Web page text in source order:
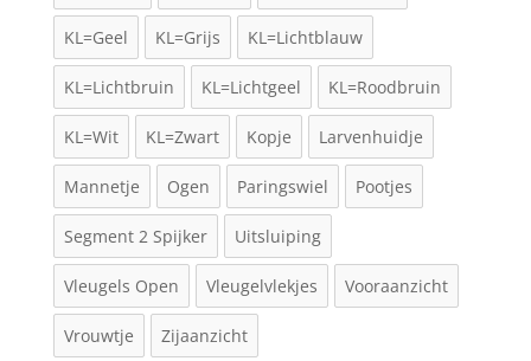
KL=Geel KL=Grijs KL=Lichtblauw
KL=Lichtbruin KL=Lichtgeel KL=Roodbruin
KL=Wit KL=Zwart Kopje Larvenhuidje
Mannetje Ogen Paringswiel Pootjes
Segment 2 Spijker Uitsluiping
Vleugels Open Vleugelvlekjes Vooraanzicht
Vrouwtje Zijaanzicht